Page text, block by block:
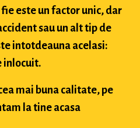
este un factor unic, dar
sau un alt tip de
intotdeauna acelasi:
inlocuit.
mai buna calitate, pe
la tine acasa